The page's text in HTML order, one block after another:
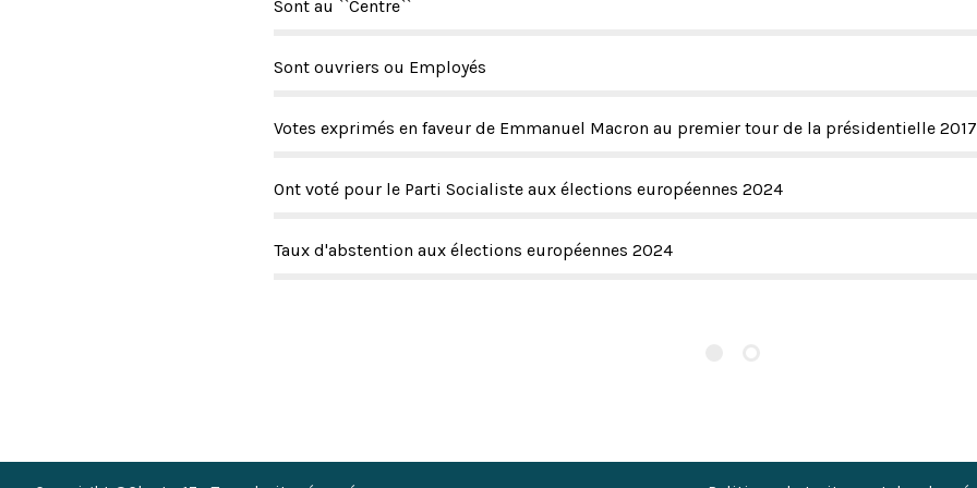
Sont au ``Centre``
Sont ouvriers ou Employés
Votes exprimés en faveur de Emmanuel Macron au premier tour de la présidentielle 2017
Ont voté pour le Parti Socialiste aux élections européennes 2024
Taux d'abstention aux élections européennes 2024